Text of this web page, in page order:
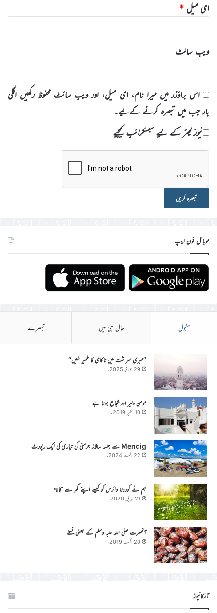
ای میل *
ویب‌ سائٹ
اس براؤزر میں میرا نام، ای میل، اور ویب سائٹ محفوظ رکھیں اگلی
بار جب میں تبصرہ کرنے کےلیے۔
نیوز لیٹر کے لیے سبسکرائب کیجیے
موبائل فون ایپ
مقبول حال ہی میں تبصرے
’’میری سر شت میں ناکامی کا خمیر نہیں‘‘
29 جولائی 2025ء
مومن دلیر اور شجاع ہوتا ہے
10 ستمبر 2019ء
Mendig سے جلسہ سالانہ جرمنی کی تیاری کی ایک رپورٹ
22 اگست 2024ء
ہم نے کورونا وائرس کو کیسے اپنے گھر سے نکالا؟
21 اپریل 2020ء
آنحضرت صلی اللہ علیہ وسلم کے بعض نسخے
20 اگست 2019ء
آرکائیوز